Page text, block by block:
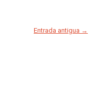
Entrada antigua →